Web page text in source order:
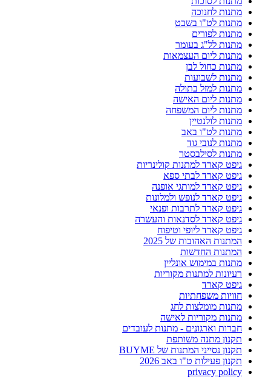
מתנות לחנוכה
מתנות לט"ו בשבט
מתנות לפורים
מתנות לל"ג בעומר
מתנות ליום העצמאות
מתנות כחול לבן
מתנות לשבועות
מתנות למזל בתולה
מתנות ליום האישה
מתנות ליום המשפחה
מתנות לולנטיין
מתנות לט"ו באב
מתנות לנובי גוד
מתנות לסילבסטר
גיפט קארד למתנות קולינריות
גיפט קארד לבתי ספא
גיפט קארד למותגי אופנה
גיפט קארד לנופש ולמלונות
גיפט קארד לתרבות ופנאי
גיפט קארד לסדנאות והעשרה
גיפט קארד ליופי וטיפוח
המתנות האהובות של 2025
המתנות החדשות
מתנות במימוש אונליין
רעיונות למתנות מקוריות
גיפט קארד
חוויות משפחתיות
מתנות מומלצות לחג
מתנות מקוריות לאישה
חברות וארגונים - מתנות לעובדים
תקנון מתנה משותפת
תקנון נסייני המתנות של BUYME
תקנון פעילות ט"ו באב 2026
privacy policy